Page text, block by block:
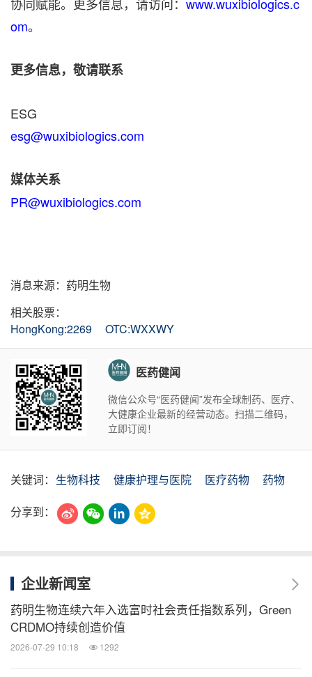
om。
更多信息，敬请联系
ESG
esg@wuxibiologics.com
媒体关系
PR@wuxibiologics.com
消息来源：药明生物
相关股票：
HongKong:2269
OTC:WXXWY
医药健闻
微信公众号“医药健闻”发布全球制药、医疗、
大健康企业最新的经营动态。扫描二维码，
立即订阅！
关键词： 生物科技 健康护理与医院 医疗药物
药物
分享到：
企业新闻室
药明生物连续六年入选富时社会责任指数系列，Green
CRDMO持续创造价值
2026-07-29 10:18 1292